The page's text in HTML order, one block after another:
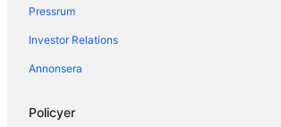
Hotell i närheten av Nikki Beach
Pressrum
Investor Relations
Annonsera
Policyer